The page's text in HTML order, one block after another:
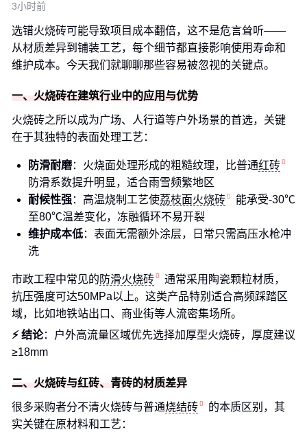
3小时前
选错火烧砖可能导致项目成本翻倍，这不是危言耸听——
从材质差异到铺装工艺，每个细节都直接影响使用寿命和
维护成本。今天我们就聊聊那些容易被忽视的关键点。
一、火烧砖在建筑行业中的应用与优势
火烧砖之所以成为广场、人行道等户外场景的首选，关键
在于其独特的表面处理工艺：
防滑耐磨：火烧面处理形成的粗糙纹理，比普通红砖
防滑系数提升明显，适合雨雪频繁地区
耐候性强：高温烧制工艺使荔枝面火烧砖
能承受-30℃
至80℃温差变化，冻融循环不易开裂
维护成本低：表面无需额外涂层，日常只需高压水枪冲
洗
市政工程中常见的 防滑火烧砖
通常采用陶瓷颗粒材质，
抗压强度可达50MPa以上。这类产品特别适合高频踩踏区
域，比如地铁站出口、商业街等人流密集场所。
⚡ 结论：户外高流量区域优先选择加厚型火烧砖，厚度建议
≥18mm
二、火烧砖与红砖、青砖的材质差异
很多采购者分不清火烧砖与普通烧结砖
的本质区别，其
实关键在原材料和工艺：